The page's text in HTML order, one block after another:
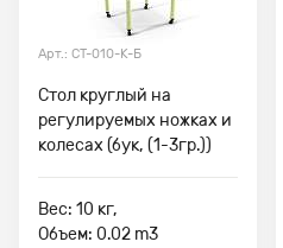
Арт.: СТ-010-К-Б
Стол круглый на
регулируемых ножках и
колесах (бук, (1-3гр.))
Вес: 10 кг,
Объем: 0.02 m3